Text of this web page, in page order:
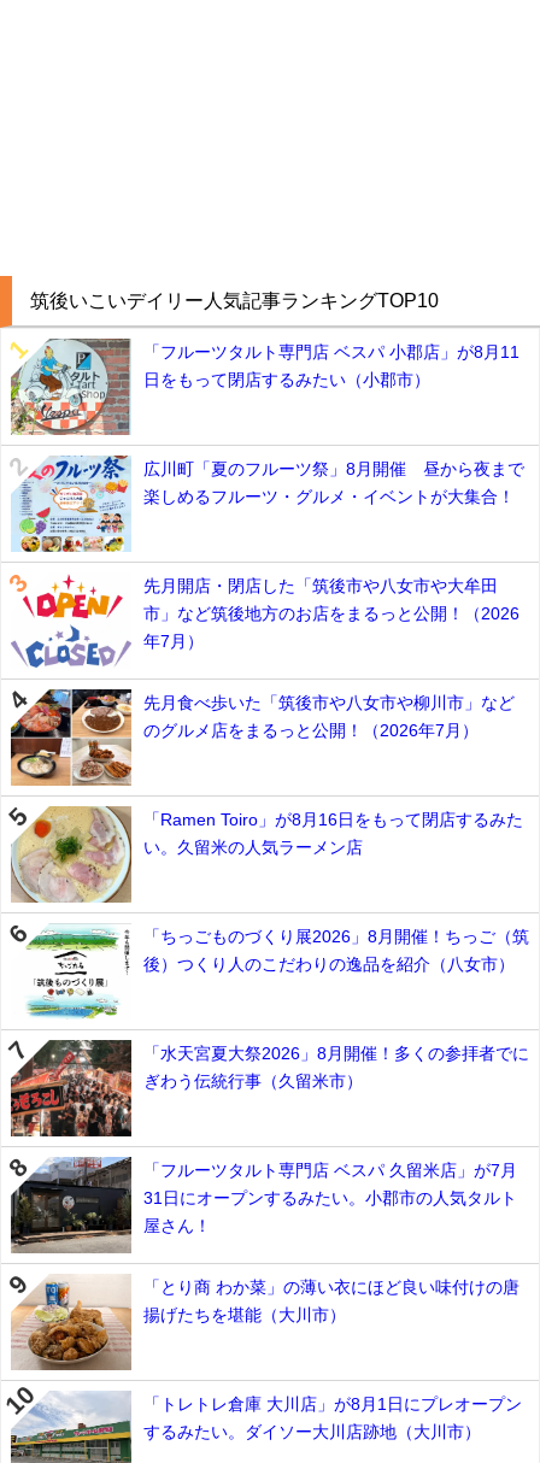
筑後いこいデイリー人気記事ランキングTOP10
「フルーツタルト専門店 ベスパ 小郡店」が8月11
日をもって閉店するみたい（小郡市）
広川町「夏のフルーツ祭」8月開催 昼から夜まで
楽しめるフルーツ・グルメ・イベントが大集合！
先月開店・閉店した「筑後市や八女市や大牟田
市」など筑後地方のお店をまるっと公開！（2026
年7月）
先月食べ歩いた「筑後市や八女市や柳川市」など
のグルメ店をまるっと公開！（2026年7月）
「Ramen Toiro」が8月16日をもって閉店するみた
い。久留米の人気ラーメン店
「ちっごものづくり展2026」8月開催！ちっご（筑
後）つくり人のこだわりの逸品を紹介（八女市）
「水天宮夏大祭2026」8月開催！多くの参拝者でに
ぎわう伝統行事（久留米市）
「フルーツタルト専門店 ベスパ 久留米店」が7月
31日にオープンするみたい。小郡市の人気タルト
屋さん！
「とり商 わか菜」の薄い衣にほど良い味付けの唐
揚げたちを堪能（大川市）
「トレトレ倉庫 大川店」が8月1日にプレオープン
するみたい。ダイソー大川店跡地（大川市）